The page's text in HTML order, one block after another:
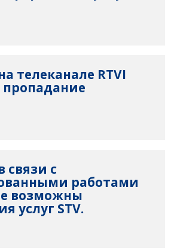
телеканале RTVI
связи с
работами
возможны
услуг STV.